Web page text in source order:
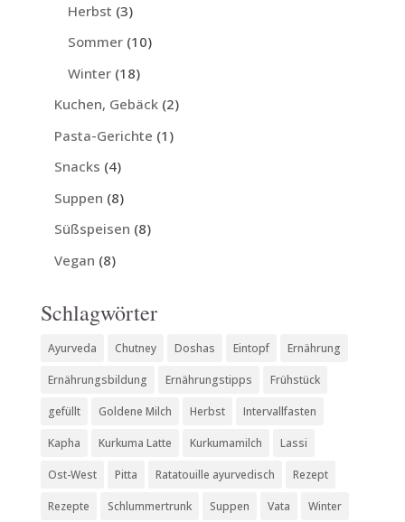
Herbst (3)
Sommer(10)
Winter(18)
Kuchen, Gebäck(2)
Pasta-Gerichte (1)
Snacks (4)
Suppen (8)
Süßspeisen (8)
Vegan (8)
Schlagwörter
Ayurveda Chutney Doshas Eintopf Ernährung
Ernährungsbildung Ernährungstipps Frühstück
gefüllt Goldene Milch Herbst Intervallfasten
Kapha Kurkuma Latte Kurkumamilch Lassi
Ost-West Pitta Ratatouille ayurvedisch Rezept
Rezepte Schlummertrunk Suppen Vata Winter